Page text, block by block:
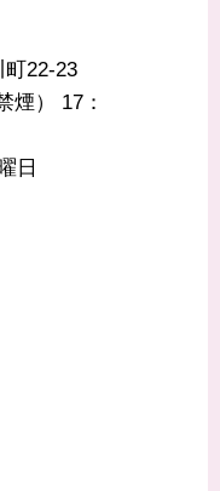
22-23
煙） 17：
日